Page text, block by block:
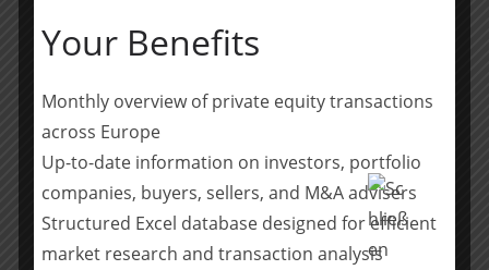
Tax) Tobias Schupp (Partner, M&A Tax) und André Nieser
Teilen mit:
Teilen
Your Benefits
Monthly overview of private equity transactions
across Europe
Up-to-date information on investors, portfolio
companies, buyers, sellers, and M&A advisers
Structured Excel database designed for efficient
market research and transaction analysis